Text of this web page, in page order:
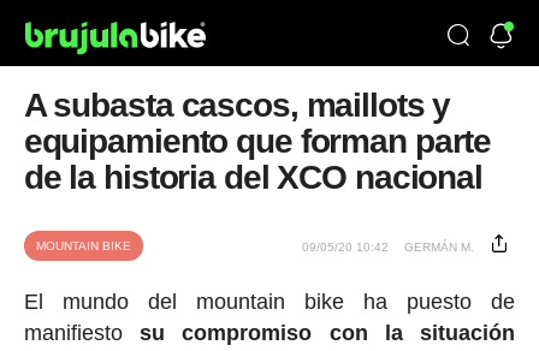
A subasta cascos, maillots y
equipamiento que forman parte
de la historia del XCO nacional
MOUNTAIN BIKE 09/05/20 10:42 GERMÁN M.
El mundo del mountain bike ha puesto de
manifiestosu compromiso con la situación